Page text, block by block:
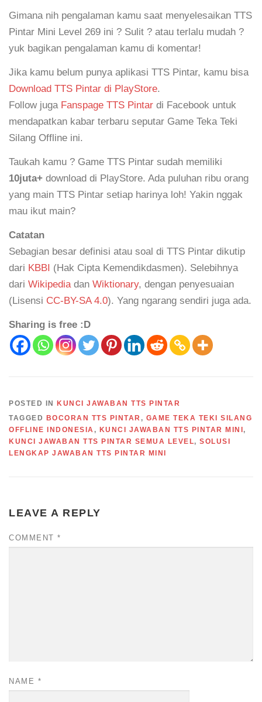
Gimana nih pengalaman kamu saat menyelesaikan TTS
Pintar Mini Level 269 ini ? Sulit ? atau terlalu mudah ?
yuk bagikan pengalaman kamu di komentar!
Jika kamu belum punya aplikasi TTS Pintar, kamu bisa
Download TTS Pintar di PlayStore.
Follow juga Fanspage TTS Pintar di Facebook untuk
mendapatkan kabar terbaru seputar Game Teka Teki
Silang Offline ini.
Taukah kamu ? Game TTS Pintar sudah memiliki
10juta+ download di PlayStore. Ada puluhan ribu orang
yang main TTS Pintar setiap harinya loh! Yakin nggak
mau ikut main?
Catatan
Sebagian besar definisi atau soal di TTS Pintar dikutip
dari KBBI (Hak Cipta Kemendikdasmen). Selebihnya
dari Wikipediadan Wiktionary, dengan penyesuaian
(Lisensi CC-BY-SA 4.0). Yang ngarang sendiri juga ada.
Sharing is free :D
POSTED IN
KUNCI JAWABAN TTS PINTAR
TAGGED
BOCORAN TTS PINTAR , GAME TEKA TEKI SILANG
OFFLINE INDONESIA , KUNCI JAWABAN TTS PINTAR MINI ,
KUNCI JAWABAN TTS PINTAR SEMUA LEVEL, SOLUSI
LENGKAP JAWABAN TTS PINTAR MINI
LEAVE A REPLY
COMMENT *
NAME *